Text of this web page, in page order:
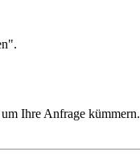
Ihre Anfrage kümmern.